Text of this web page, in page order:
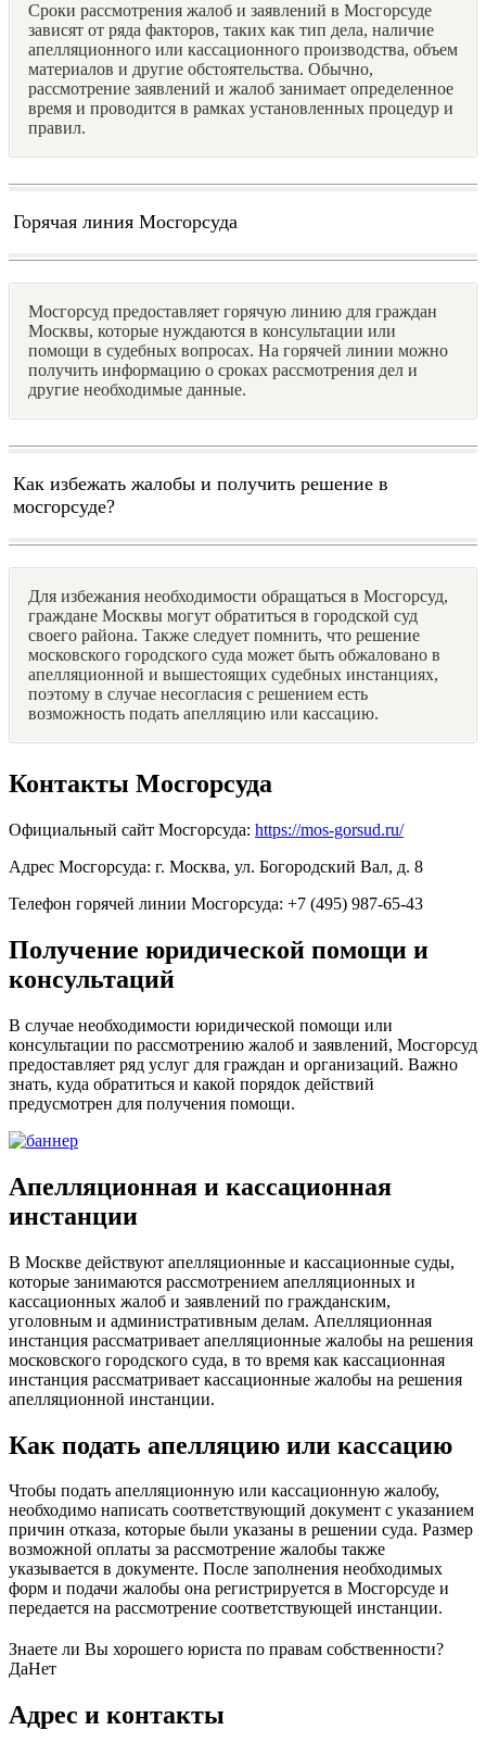
Сроки рассмотрения жалоб и заявлений в Мосгорсуде
зависят от ряда факторов, таких как тип дела, наличие
апелляционного или кассационного производства, объем
материалов и другие обстоятельства. Обычно,
рассмотрение заявлений и жалоб занимает определенное
время и проводится в рамках установленных процедур и
правил.
Горячая линия Мосгорсуда
Мосгорсуд предоставляет горячую линию для граждан
Москвы, которые нуждаются в консультации или
помощи в судебных вопросах. На горячей линии можно
получить информацию о сроках рассмотрения дел и
другие необходимые данные.
Как избежать жалобы и получить решение в
мосгорсуде?
Для избежания необходимости обращаться в Мосгорсуд,
граждане Москвы могут обратиться в городской суд
своего района. Также следует помнить, что решение
московского городского суда может быть обжаловано в
апелляционной и вышестоящих судебных инстанциях,
поэтому в случае несогласия с решением есть
возможность подать апелляцию или кассацию.
Контакты Мосгорсуда
Официальный сайт Мосгорсуда: https://mos-gorsud.ru/
Адрес Мосгорсуда: г. Москва, ул. Богородский Вал, д. 8
Телефон горячей линии Мосгорсуда: +7 (495) 987-65-43
Получение юридической помощи и
консультаций
В случае необходимости юридической помощи или
консультации по рассмотрению жалоб и заявлений, Мосгорсуд
предоставляет ряд услуг для граждан и организаций. Важно
знать, куда обратиться и какой порядок действий
предусмотрен для получения помощи.
Апелляционная и кассационная
инстанции
В Москве действуют апелляционные и кассационные суды,
которые занимаются рассмотрением апелляционных и
кассационных жалоб и заявлений по гражданским,
уголовным и административным делам. Апелляционная
инстанция рассматривает апелляционные жалобы на решения
московского городского суда, в то время как кассационная
инстанция рассматривает кассационные жалобы на решения
апелляционной инстанции.
Как подать апелляцию или кассацию
Чтобы подать апелляционную или кассационную жалобу,
необходимо написать соответствующий документ с указанием
причин отказа, которые были указаны в решении суда. Размер
возможной оплаты за рассмотрение жалобы также
указывается в документе. После заполнения необходимых
форм и подачи жалобы она регистрируется в Мосгорсуде и
передается на рассмотрение соответствующей инстанции.
Знаете ли Вы хорошего юриста по правам собственности?
ДаНет
Адрес и контакты